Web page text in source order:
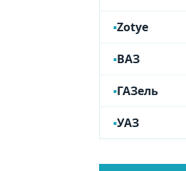
Zotye
ВАЗ
ГАЗель
УАЗ